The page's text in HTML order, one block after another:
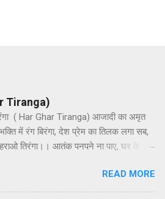
Tiranga)
( Har Ghar Tiranga) आजादी का अमृत
में रंग बिरंगा, देश प्रेम का तिलक लगा सब,
तिरंगा।। आतंक पनपने ना पाए, घर के भेदी
में लहराओ तिरंगा।। हर अतिथि का हो
धर्म का करते हम वंदन, इस देश की माटी जैसे
READ MORE